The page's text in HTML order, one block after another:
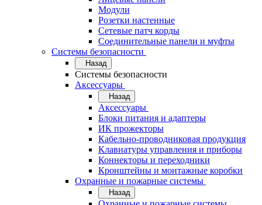
Модули
Розетки настенные
Сетевые патч корды
Соединительные панели и муфты
Системы безопасности
Назад
Системы безопасности
Аксессуары
Назад
Аксессуары
Блоки питания и адаптеры
ИК прожекторы
Кабельно-проводниковая продукция
Клавиатуры управления и приборы
Коннекторы и переходники
Кронштейны и монтажные коробки
Охранные и пожарные системы
Назад